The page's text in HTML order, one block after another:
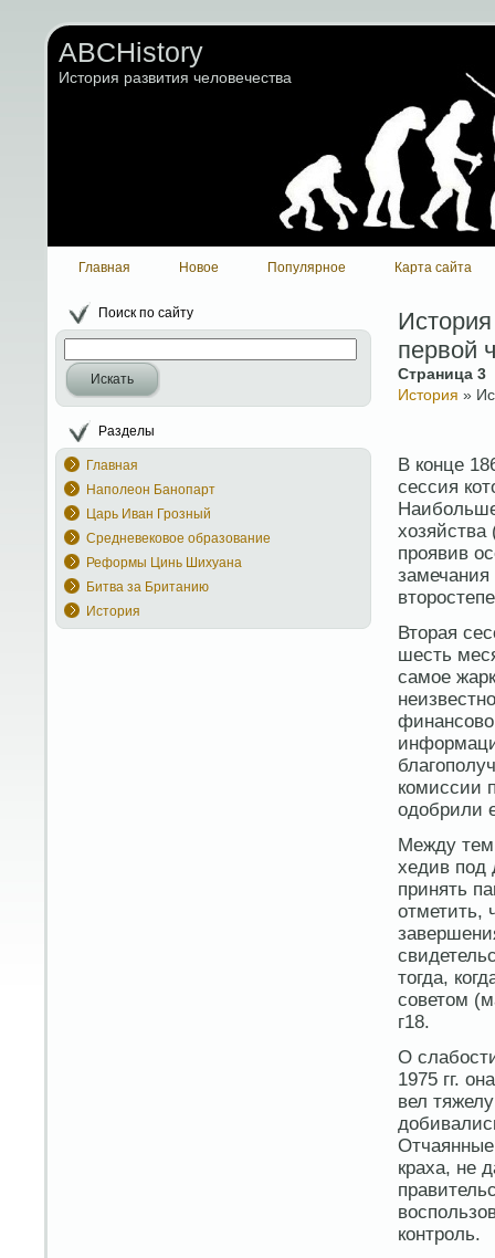
ABCHistory
История развития человечества
Главная Новое Популярное Карта сайта
Поиск по сайту
Искать
Разделы
Главная
Наполеон Банопарт
Царь Иван Грозный
Средневековое образование
Реформы Цинь Шихуана
Битва за Британию
История
первой
Страница 3
История »
В конце
сессия
проявив
Вторая
шесть
самое
комиссии
одобрили
Между тем
хедив под
принять
отметить,
тогда,
советом
г18.
О
1975 гг.
вел
краха, не
контроль.